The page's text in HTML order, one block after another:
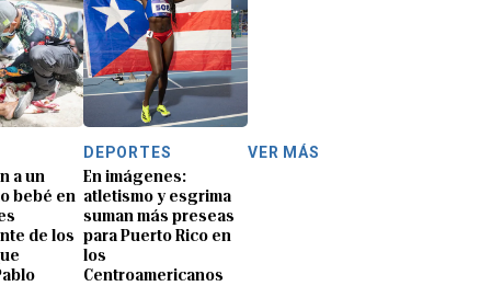
a un
bebé en
de los
DEPORTES
En imágenes:
atletismo y esgrima
suman más preseas
para Puerto Rico en
los
Centroamericanos
VER MÁS